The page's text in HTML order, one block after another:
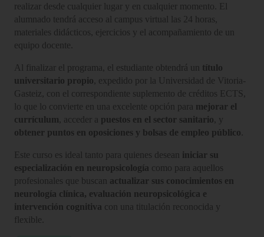
realizar desde cualquier lugar y en cualquier momento. El
alumnado tendrá acceso al campus virtual las 24 horas,
materiales didácticos, ejercicios y el acompañamiento de un
equipo docente.
Al finalizar el programa, el estudiante obtendrá un título
universitario propio , expedido por la Universidad de Vitoria-
Gasteiz, con el correspondiente suplemento de créditos ECTS,
lo que lo convierte en una excelente opción para mejorar el
currículum , acceder a puestos en el sector sanitario , y
obtener puntos en oposiciones y bolsas de empleo público
Este curso es ideal tanto para quienes desean iniciar su
especialización en neuropsicología como para aquellos
profesionales que buscan actualizar sus conocimientos en
neurología clínica, evaluación neuropsicológica e
intervención cognitiva con una titulación reconocida y
flexible.